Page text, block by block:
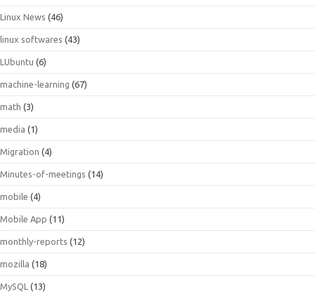
Linux News (46)
linux softwares (43)
LUbuntu (6)
machine-learning (67)
math (3)
media (1)
Migration (4)
Minutes-of-meetings (14)
mobile (4)
Mobile App (11)
monthly-reports (12)
mozilla (18)
MySQL (13)